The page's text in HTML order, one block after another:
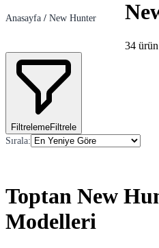
Anasayfa / New Hunter
34 ürün
FiltrelemeFiltrele
Sırala:
Toptan New
Modelleri